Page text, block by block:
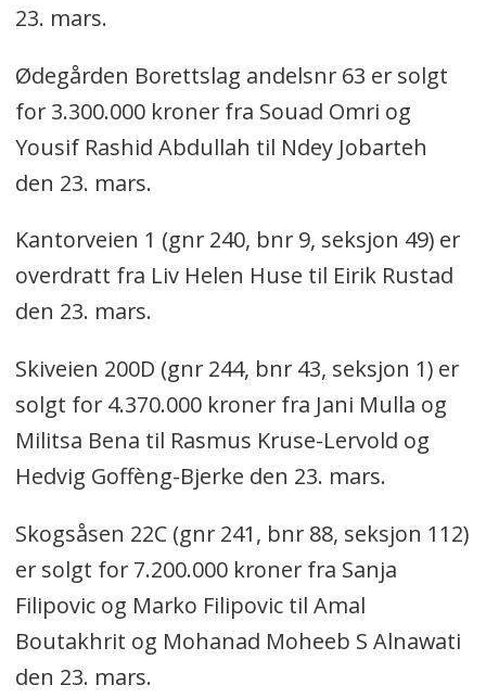
23. mars.
Ødegården Borettslag andelsnr 63 er solgt
for 3.300.000 kroner fra Souad Omri og
Yousif Rashid Abdullah til Ndey Jobarteh
den 23. mars.
Kantorveien 1 (gnr 240, bnr 9, seksjon 49) er
overdratt fra Liv Helen Huse til Eirik Rustad
den 23. mars.
Skiveien 200D (gnr 244, bnr 43, seksjon 1) er
solgt for 4.370.000 kroner fra Jani Mulla og
Militsa Bena til Rasmus Kruse-Lervold og
Hedvig Goffèng-Bjerke den 23. mars.
Skogsåsen 22C (gnr 241, bnr 88, seksjon 112)
er solgt for 7.200.000 kroner fra Sanja
Filipovic og Marko Filipovic til Amal
Boutakhrit og Mohanad Moheeb S Alnawati
den 23. mars.